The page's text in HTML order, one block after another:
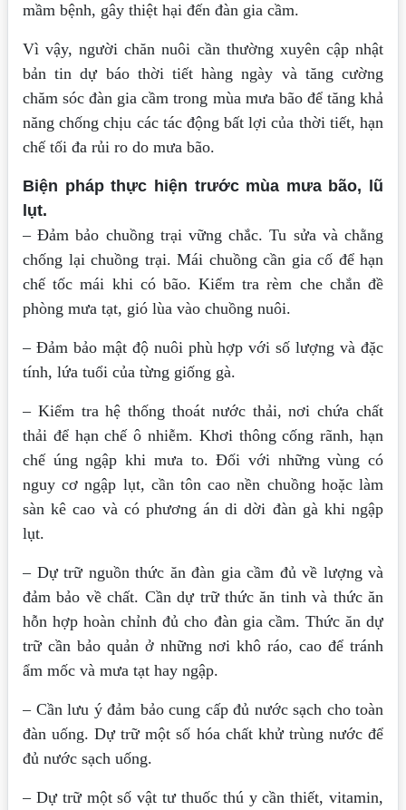
mầm bệnh, gây thiệt hại đến đàn gia cầm.
Vì vậy, người chăn nuôi cần thường xuyên cập nhật
bản tin dự báo thời tiết hàng ngày và tăng cường
chăm sóc đàn gia cầm trong mùa mưa bão để tăng khả
năng chống chịu các tác động bất lợi của thời tiết, hạn
chế tối đa rủi ro do mưa bão.
Biện pháp thực hiện trước mùa mưa bão, lũ
lụt.
– Đảm bảo chuồng trại vững chắc. Tu sửa và chằng
chống lại chuồng trại. Mái chuồng cần gia cố để hạn
chế tốc mái khi có bão. Kiểm tra rèm che chắn đề
phòng mưa tạt, gió lùa vào chuồng nuôi.
– Đảm bảo mật độ nuôi phù hợp với số lượng và đặc
tính, lứa tuổi của từng giống gà.
– Kiểm tra hệ thống thoát nước thải, nơi chứa chất
thải để hạn chế ô nhiễm. Khơi thông cống rãnh, hạn
chế úng ngập khi mưa to. Đối với những vùng có
nguy cơ ngập lụt, cần tôn cao nền chuồng hoặc làm
sàn kê cao và có phương án di dời đàn gà khi ngập
lụt.
– Dự trữ nguồn thức ăn đàn gia cầm đủ về lượng và
đảm bảo về chất. Cần dự trữ thức ăn tinh và thức ăn
hỗn hợp hoàn chỉnh đủ cho đàn gia cầm. Thức ăn dự
trữ cần bảo quản ở những nơi khô ráo, cao để tránh
ẩm mốc và mưa tạt hay ngập.
– Cần lưu ý đảm bảo cung cấp đủ nước sạch cho toàn
đàn uống. Dự trữ một số hóa chất khử trùng nước để
đủ nước sạch uống.
– Dự trữ một số vật tư thuốc thú y cần thiết, vitamin,